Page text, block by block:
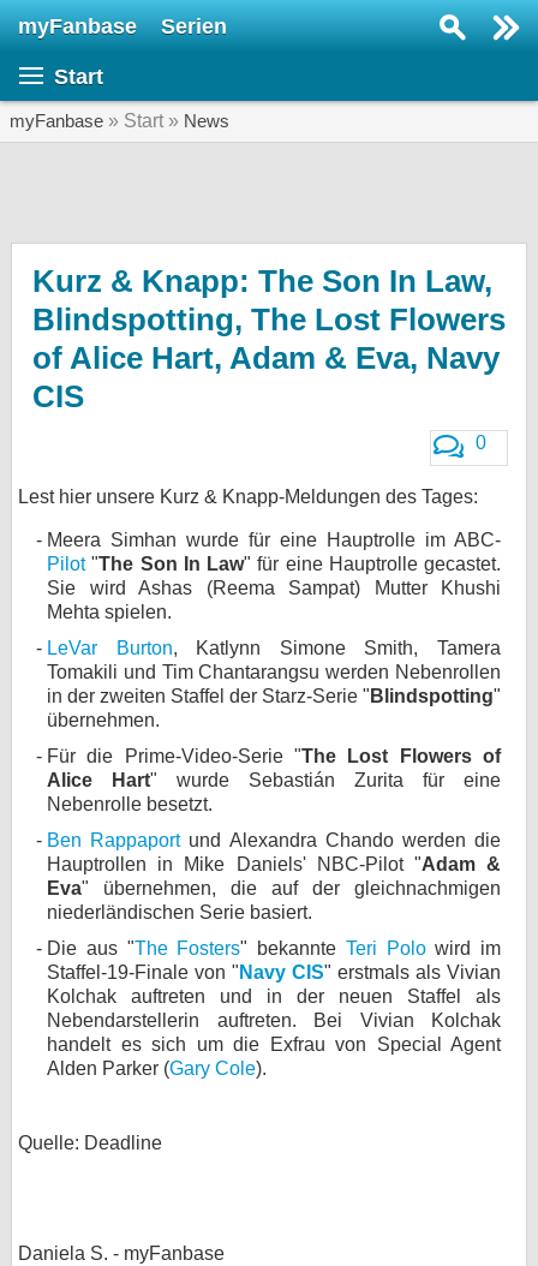
myFanbase Serien
Start
myFanbase » Start » News
Kurz & Knapp: The Son In Law,
Blindspotting, The Lost Flowers
of Alice Hart, Adam & Eva, Navy
CIS
0
Lest hier unsere Kurz & Knapp-Meldungen des Tages:
Meera Simhan wurde für eine Hauptrolle im ABC-
Pilot"The Son In Law" für eine Hauptrolle gecastet.
Sie wird Ashas (Reema Sampat) Mutter Khushi
Mehta spielen.
LeVar Burton, Katlynn Simone Smith, Tamera
Tomakili und Tim Chantarangsu werden Nebenrollen
in der zweiten Staffel der Starz-Serie " Blindspotting"
übernehmen.
Für die Prime-Video-Serie "The Lost Flowers of
Alice Hart" wurde Sebastián Zurita für eine
Nebenrolle besetzt.
Ben Rappaportund Alexandra Chando werden die
Hauptrollen in Mike Daniels' NBC-Pilot "Adam &
Eva" übernehmen, die auf der gleichnachmigen
niederländischen Serie basiert.
Die aus "The Fosters" bekannte Teri Polowird im
Staffel-19-Finale von " Navy CIS" erstmals als Vivian
Kolchak auftreten und in der neuen Staffel als
Nebendarstellerin auftreten. Bei Vivian Kolchak
handelt es sich um die Exfrau von Special Agent
Alden Parker (Gary Cole).
Quelle: Deadline
Daniela S. - myFanbase
Veranstaltungen
KULTUR
bei X
Kontakt
Nutzungsbedingungen
Cookie-Einstellungen
Impressum
Desktop-Ansicht
myFanbase